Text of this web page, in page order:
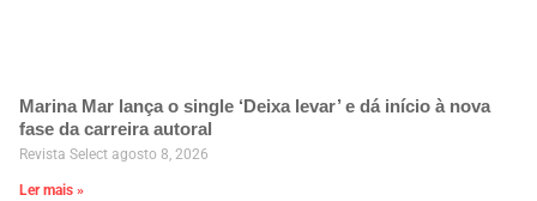
Marina Mar lança o single ‘Deixa levar’ e dá início à nova
fase da carreira autoral
Revista Select agosto 8, 2026
Ler mais »